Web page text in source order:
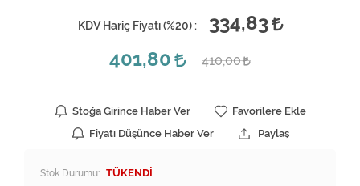
KDV Hariç Fiyatı (%20) :
334,83
401,80
410,00
Stoğa Girince Haber Ver
Favorilere Ekle
Fiyatı Düşünce Haber Ver
Paylaş
Stok Durumu: TÜKENDİ